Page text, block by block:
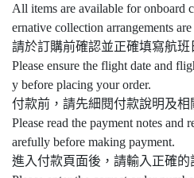
All items are available for onboard
ernative collection arrangements
請於訂購前確認並正確填寫航班
Please ensure the flight date and
y before placing your order.
付款前，請先細閱付款說明及相
Please read the payment notes and
arefully before making payment.
進入付款頁面後，請輸入正確的